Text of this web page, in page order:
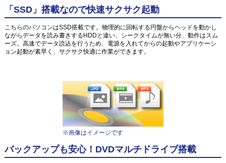
「SSD」搭載なので快速サクサク起動
こちらのパソコンはSSD搭載です。物理的に回転する円盤からヘッドを動かし
ながらデータを読み書きするHDDと違い、シークタイムが無い分、動作はスム
ーズ。高速でデータ読込を行うため、電源を入れてからの起動やアプリケーシ
ョン起動が素早く、サクサク快適に作業ができます。
※画像はイメージです
バックアップも安心！DVDマルチドライブ搭載